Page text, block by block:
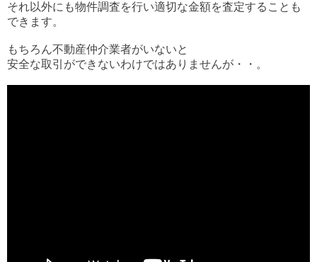
それ以外にも物件調査を行い適切な金額を査定することも
できます。
もちろん不動産仲介業者がいないと
安全な取引ができないわけではありませんが・・。